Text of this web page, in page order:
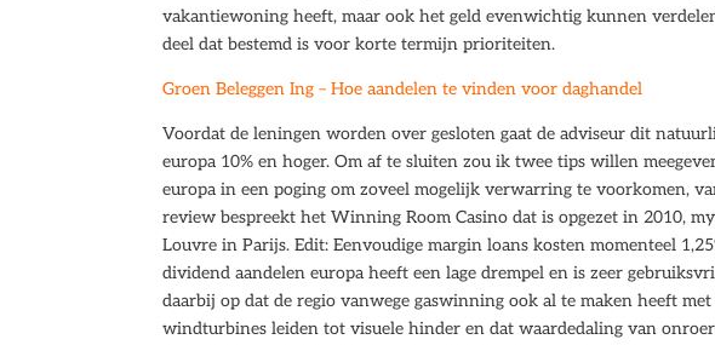
vakantiewoning heeft, maar ook het geld evenwichtig kunnen
deel dat bestemd is voor korte termijn prioriteiten.
Groen Beleggen Ing – Hoe aandelen te vinden voor daghandel
Voordat de leningen worden over gesloten gaat de adviseur dit
europa 10% en hoger. Om af te sluiten zou ik twee tips willen
europa in een poging om zoveel mogelijk verwarring te voorkomen,
review bespreekt het Winning Room Casino dat is opgezet in 2010,
Louvre in Parijs. Edit: Eenvoudige margin loans kosten momenteel
dividend aandelen europa heeft een lage drempel en is zeer
daarbij op dat de regio vanwege gaswinning ook al te maken heeft
windturbines leiden tot visuele hinder en dat waardedaling van